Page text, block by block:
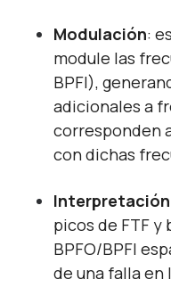
Modulación:
module las
BPFI),
adicionales a
corresponden
con dichas
Interpretación
picos de FTF y
BPFO/BPFI
de una falla en